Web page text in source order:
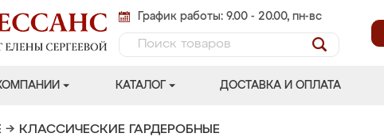
График работы: 9.00 - 20.00, пн-вс
КАТАЛОГ ДОСТАВКА И ОПЛАТА
→ КЛАССИЧЕСКИЕ ГАРДЕРОБНЫЕ